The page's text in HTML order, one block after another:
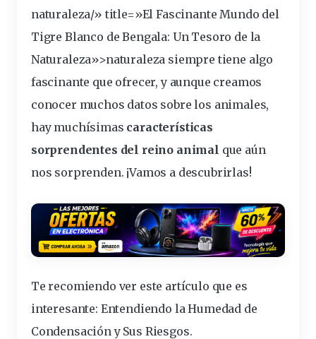
naturaleza/» title=»El Fascinante Mundo del
Tigre Blanco de Bengala: Un Tesoro de la
Naturaleza»>naturaleza siempre tiene algo
fascinante que ofrecer, y aunque creamos
conocer muchos datos sobre los animales,
hay muchísimas características
sorprendentes del reino animal que aún
nos sorprenden. ¡Vamos a descubrirlas!
Te recomiendo ver este artículo que es
interesante: Entendiendo la Humedad de
Condensación y Sus Riesgos.